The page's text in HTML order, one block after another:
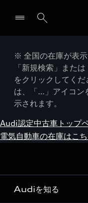
※ 全国の在庫が表
「新規検索」また
をクリックしてく
は、「…」アイコン
示されます。
Audi認定中古車トップ
電気自動車の在庫はこ
Audiを知る